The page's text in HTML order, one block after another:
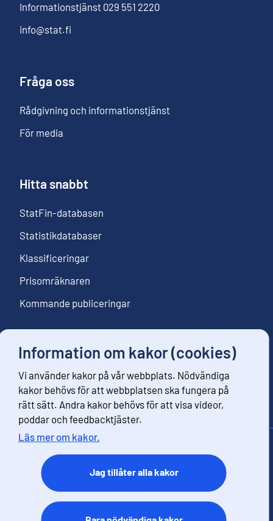
Information om kakor (cookies)
Vi använder kakor på vår webbplats. Nödvändiga
kakor behövs för att webbplatsen ska fungera på
rätt sätt. Andra kakor behövs för att visa videor,
poddar och feedbacktjäster.
Läs mer om kakor.
Jag tillåter alla kakor
Informationstjänst 029 551 2220
info@stat.fi
Fråga oss
Rådgivning och informationstjänst
För media
Hitta snabbt
StatFin-databasen
Statistikdatabaser
Klassificeringar
Prisomräknaren
Kommande publiceringar
Följ oss
Beställ nyhetsbrev
Respons
Användarvillkor
Dataskydd
Tillgänglihet